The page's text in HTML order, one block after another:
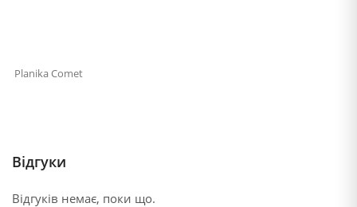
Planika Comet
Відгуки
Відгуків немає, поки що.